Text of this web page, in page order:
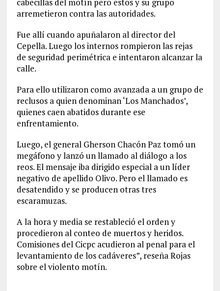
arremetieron contra las autoridades.
Fue allí cuando apuñalaron al director del
Cepella. Luego los internos rompieron las rejas
de seguridad perimétrica e intentaron alcanzar la
calle.
Para ello utilizaron como avanzada a un grupo de
reclusos a quien denominan ‘Los Manchados’,
quienes caen abatidos durante ese
enfrentamiento.
Luego, el general Gherson Chacón Paz tomó un
megáfono y lanzó un llamado al diálogo a los
reos. El mensaje iba dirigido especial a un líder
negativo de apellido Olivo. Pero el llamado es
desatendido y se producen otras tres
escaramuzas.
A la hora y media se restableció el orden y
procedieron al conteo de muertos y heridos.
Comisiones del Cicpc acudieron al penal para el
levantamiento de los cadáveres”, reseña Rojas
sobre el violento motín.